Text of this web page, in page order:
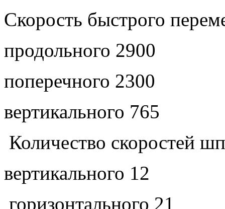
Скорость быстрого
продольного 2900
поперечного 2300
вертикального 765
Количество скоростей
вертикального 12
горизонтального 21